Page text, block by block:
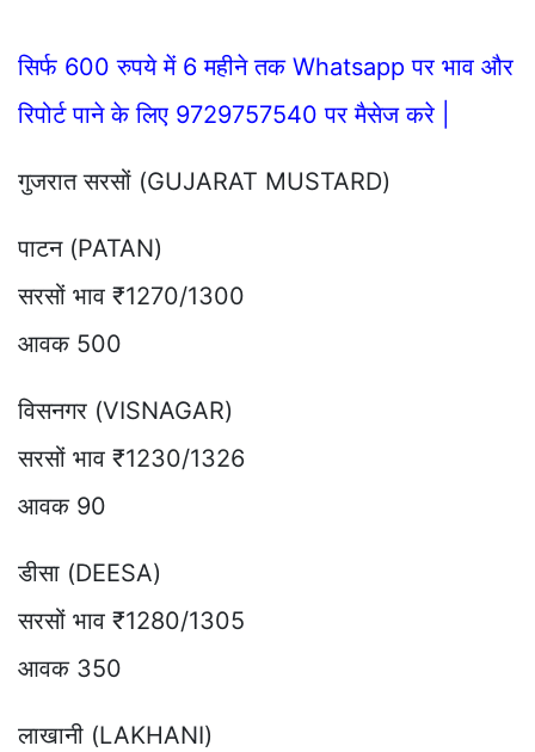
सिर्फ 600 रुपये में 6 महीने तक Whatsapp पर भाव और
रिपोर्ट पाने के लिए 9729757540 पर मैसेज करे |
गुजरात सरसों (GUJARAT MUSTARD)
पाटन (PATAN)
सरसों भाव ₹1270/1300
आवक 500
विसनगर (VISNAGAR)
सरसों भाव ₹1230/1326
आवक 90
डीसा (DEESA)
सरसों भाव ₹1280/1305
आवक 350
लाखानी (LAKHANI)